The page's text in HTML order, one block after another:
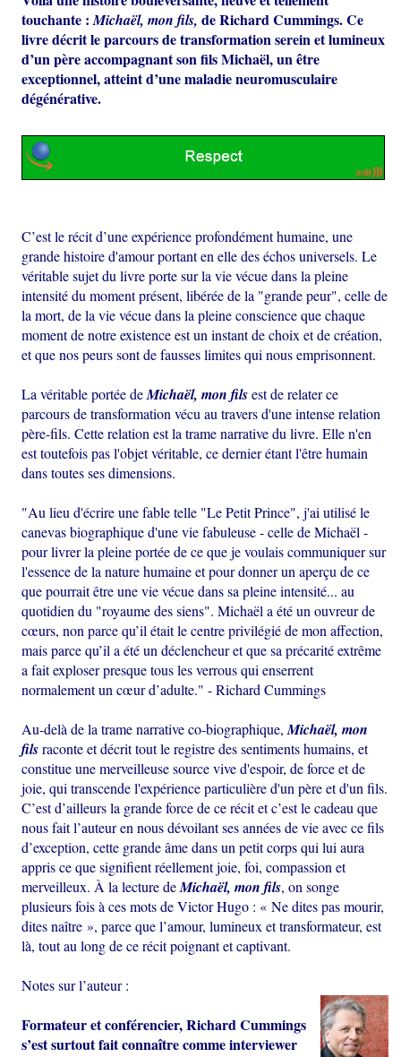
touchante :Michaël, mon fils,de Richard Cummings. Ce
livre décrit le parcours de transformation serein et lumineux
d’un père accompagnant son fils Michaël, un être
exceptionnel, atteint d’une maladie neuromusculaire
dégénérative.
C’est le récit d’une expérience profondément humaine, une
grande histoire d'amour portant en elle des échos universels. Le
véritable sujet du livre porte sur la vie vécue dans la pleine
intensité du moment présent, libérée de la "grande peur", celle de
la mort, de la vie vécue dans la pleine conscience que chaque
moment de notre existence est un instant de choix et de création,
et que nos peurs sont de fausses limites qui nous emprisonnent.
La véritable portée deMichaël, mon filsest de relater ce
parcours de transformation vécu au travers d'une intense relation
père-fils. Cette relation est la trame narrative du livre. Elle n'en
est toutefois pas l'objet véritable, ce dernier étant l'être humain
dans toutes ses dimensions.
"Au lieu d'écrire une fable telle "Le Petit Prince", j'ai utilisé le
canevas biographique d'une vie fabuleuse - celle de Michaël -
pour livrer la pleine portée de ce que je voulais communiquer sur
l'essence de la nature humaine et pour donner un aperçu de ce
que pourrait être une vie vécue dans sa pleine intensité... au
quotidien du "royaume des siens". Michaël a été un ouvreur de
cœurs, non parce qu’il était le centre privilégié de mon affection,
mais parce qu’il a été un déclencheur et que sa précarité extrême
a fait exploser presque tous les verrous qui enserrent
normalement un cœur d’adulte." - Richard Cummings
Au-delà de la trame narrative co-biographique,Michaël, mon
filsraconte et décrit tout le registre des sentiments humains, et
constitue une merveilleuse source vive d'espoir, de force et de
joie, qui transcende l'expérience particulière d'un père et d'un fils.
C’est d’ailleurs la grande force de ce récit et c’est le cadeau que
nous fait l’auteur en nous dévoilant ses années de vie avec ce fils
d’exception, cette grande âme dans un petit corps qui lui aura
appris ce que signifient réellement joie, foi, compassion et
merveilleux. À la lecture deMichaël, mon fils, on songe
plusieurs fois à ces mots de Victor Hugo : « Ne dites pas mourir,
dites naître », parce que l’amour, lumineux et transformateur, est
là, tout au long de ce récit poignant et captivant.
Notes sur l’auteur :
Formateur et conférencier, Richard Cummings
s’est surtout fait connaître comme interviewer